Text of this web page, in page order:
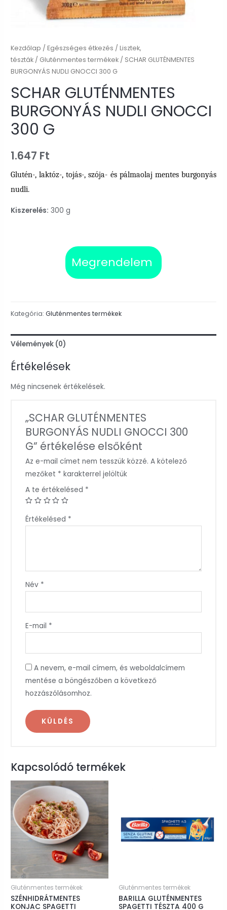
Kezdőlap /Egészséges étkezés /Lisztek,
tészták / Gluténmentes termékek / SCHAR GLUTÉNMENTES
BURGONYÁS NUDLI GNOCCI 300 G
SCHAR GLUTÉNMENTES
BURGONYÁS NUDLI GNOCCI
300 G
1.647 Ft
Glutén-, laktóz-, tojás-, szója- és pálmaolaj mentes burgonyás
nudli.
Kiszerelés: 300 g
Megrendelem
Kategória:Gluténmentes termékek
Vélemények (0)
Értékelések
Még nincsenek értékelések.
„SCHAR GLUTÉNMENTES
BURGONYÁS NUDLI GNOCCI 300
G” értékelése elsőként
Az e-mail címet nem tesszük közzé. A kötelező
mezőket * karakterrel jelöltük
A te értékelésed *
Értékelésed *
Név *
E-mail *
A nevem, e-mail címem, és weboldalcímem
mentése a böngészőben a következő
hozzászólásomhoz.
Kapcsolódó termékek
Gluténmentes termékek
SZÉNHIDRÁTMENTES
KONJAC SPAGETTI
Gluténmentes termékek
BARILLA GLUTÉNMENTES
SPAGETTI TÉSZTA 400 G